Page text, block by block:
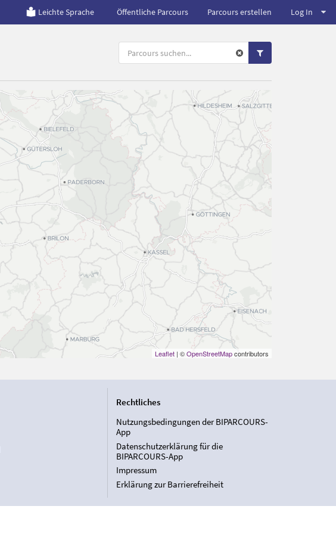
Leichte Sprache Öffentliche Parcours Parcours erstellen Log In
Leaflet| ©OpenStreetMapcontributors
Rechtliches
Nutzungsbedingungen der BIPARCOURS-
App
Datenschutzerklärung für die
BIPARCOURS-App
Impressum
Erklärung zur Barrierefreiheit